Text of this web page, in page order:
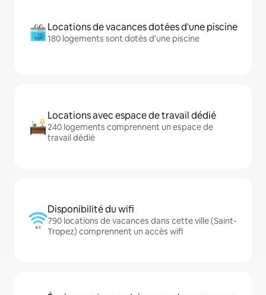
Locations de vacances dotées d'une piscine
180 logements sont dotés d'une piscine
Locations avec espace de travail dédié
240 logements comprennent un espace de
travail dédié
Disponibilité du wifi
790 locations de vacances dans cette ville (Saint-
Tropez) comprennent un accès wifi